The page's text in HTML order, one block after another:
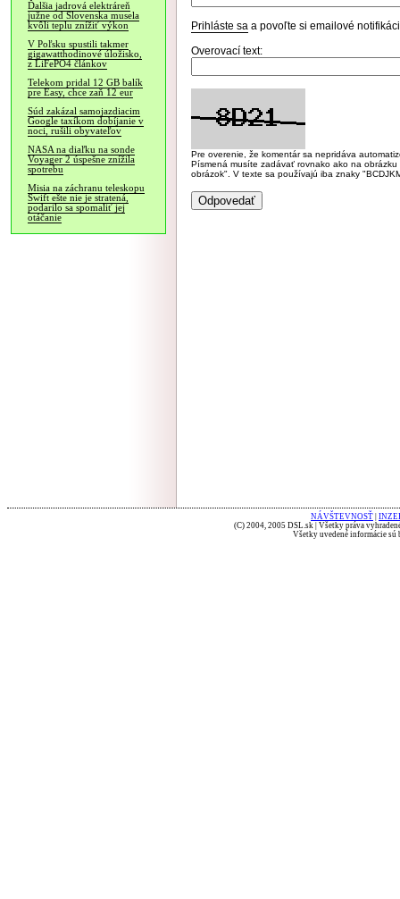
Ďalšia jadrová elektráreň
južne od Slovenska musela
kvôli teplu znížiť výkon
V Poľsku spustili takmer
gigawatthodinové úložisko,
z LiFePO4 článkov
Telekom pridal 12 GB balík
pre Easy, chce zaň 12 eur
Súd zakázal samojazdiacim
Google taxíkom dobíjanie v
noci, rušili obyvateľov
NASA na diaľku na sonde
Voyager 2 úspešne znížila
spotrebu
Misia na záchranu teleskopu
Swift ešte nie je stratená,
podarilo sa spomaliť jej
otáčanie
Prihláste sa a povoľte si emailové
Overovací text:
Pre overenie, že komentár sa nepridáva
Písmená musíte zadávať rovnako ako na
obrázok". V texte sa používajú iba znaky
NÁVŠTEVNOSŤ
(C) 2004, 2005 DSL.sk | Všetky práva
Všetky uvedené informácie sú